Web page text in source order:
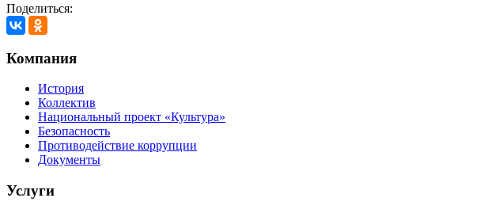
Поделиться:
Компания
История
Коллектив
Национальный проект «Культура»
Безопасность
Противодействие коррупции
Документы
Услуги